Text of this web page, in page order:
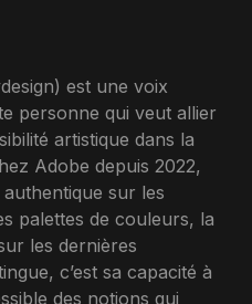
est une voix
personne qui veut allier
artistique dans la
Adobe depuis 2022,
sur les
palettes de couleurs, la
les dernières
c’est sa capacité à
des notions qui